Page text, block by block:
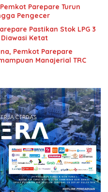
Parepare Turun
Pengecer
Pastikan Stok LPG 3
Ketat
Pemkot Parepare
Manajerial TRC